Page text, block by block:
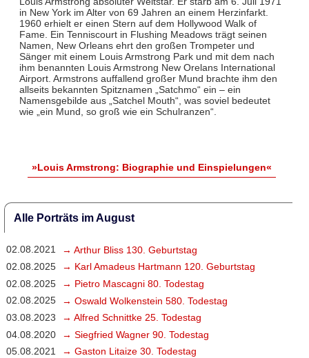
in New York im Alter von 69 Jahren an einem Herzinfarkt.
1960 erhielt er einen Stern auf dem Hollywood Walk of
Fame. Ein Tenniscourt in Flushing Meadows trägt seinen
Namen, New Orleans ehrt den großen Trompeter und
Sänger mit einem Louis Armstrong Park und mit dem nach
ihm benannten Louis Armstrong New Orelans International
Airport. Armstrons auffallend großer Mund brachte ihm den
allseits bekannten Spitznamen „Satchmo“ ein – ein
Namensgebilde aus „Satchel Mouth“, was soviel bedeutet
wie „ein Mund, so groß wie ein Schulranzen“.
»Louis Armstrong: Biographie und Einspielungen«
Alle Porträts im August
02.08.2021
→ Arthur Bliss 130. Geburtstag
02.08.2025
→ Karl Amadeus Hartmann 120. Geburtstag
02.08.2025
→ Pietro Mascagni 80. Todestag
02.08.2025
→ Oswald Wolkenstein 580. Todestag
03.08.2023
→ Alfred Schnittke 25. Todestag
04.08.2020
→ Siegfried Wagner 90. Todestag
05.08.2021
→ Gaston Litaize 30. Todestag